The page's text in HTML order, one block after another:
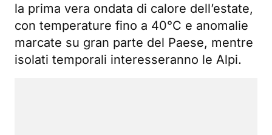
la prima vera ondata di calore dell’estate,
con temperature fino a 40°C e anomalie
marcate su gran parte del Paese, mentre
isolati temporali interesseranno le Alpi.